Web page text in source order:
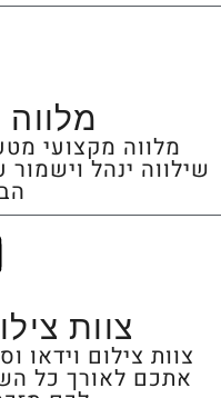
מלווה מקצועי
שילווה ינהל
צוות
צוות צילום וידאו
אתכם לאורך כל